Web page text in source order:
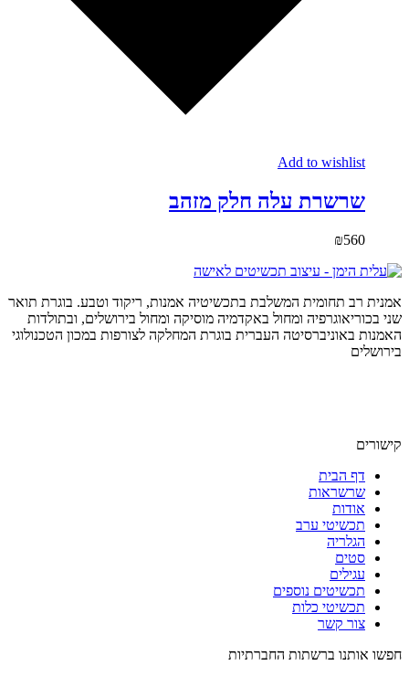
Add to wishlist
שרשרת עלה חלק מזהב
₪560
אמנית רב תחומית המשלבת בתכשיטיה אמנות, ריקוד וטבע. בוגרת תואר
שני בכוריאוגרפיה ומחול באקדמיה מוסיקה ומחול בירושלים, ובתולדות
האמנות באוניברסיטה העברית בוגרת המחלקה לצורפות במכון הטכנולוגי
בירושלים
קישורים
דף הבית
שרשראות
אודות
תכשיטי ערב
הגלריה
סטים
עגילים
תכשיטים נוספים
תכשיטי כלות
צור קשר
חפשו אותנו ברשתות החברתיות